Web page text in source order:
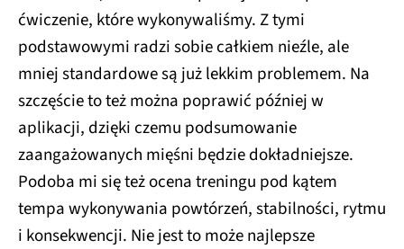
ćwiczenie, które wykonywaliśmy. Z tymi
podstawowymi radzi sobie całkiem nieźle, ale
mniej standardowe są już lekkim problemem. Na
szczęście to też można poprawić później w
aplikacji, dzięki czemu podsumowanie
zaangażowanych mięśni będzie dokładniejsze.
Podoba mi się też ocena treningu pod kątem
tempa wykonywania powtórzeń, stabilności, rytmu
i konsekwencji. Nie jest to może najlepsze